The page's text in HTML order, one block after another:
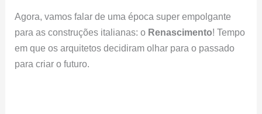
Agora, vamos falar de uma época super empolgante
para as construções italianas: o Renascimento! Tempo
em que os arquitetos decidiram olhar para o passado
para criar o futuro.